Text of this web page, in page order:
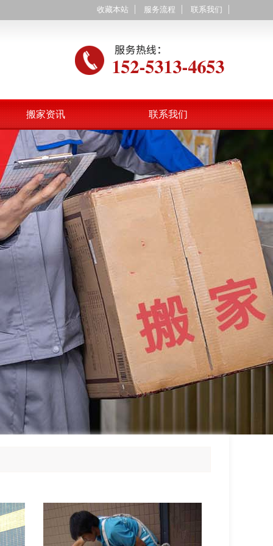
收藏本站 服务流程 联系我们
搬家资讯 联系我们